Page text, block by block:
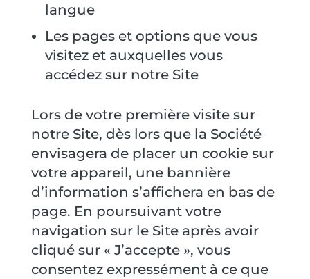
langue
Les pages et options que vous
visitez et auxquelles vous
accédez sur notre Site
Lors de votre première visite sur
notre Site, dès lors que la Société
envisagera de placer un cookie sur
votre appareil, une bannière
d’information s’affichera en bas de
page. En poursuivant votre
navigation sur le Site après avoir
cliqué sur « J’accepte », vous
consentez expressément à ce que